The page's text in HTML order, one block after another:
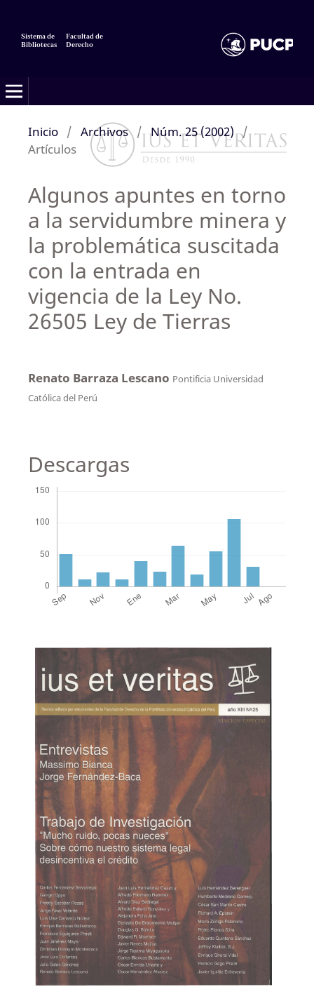
Sistema de
Bibliotecas
Facultad de
Derecho
Inicio / Archivos / Núm. 25 (2002) /
Artículos
Algunos apuntes en torno
a la servidumbre minera y
la problemática suscitada
con la entrada en
vigencia de la Ley No.
26505 Ley de Tierras
Renato Barraza Lescano Pontificia Universidad
Católica del Perú
Descargas